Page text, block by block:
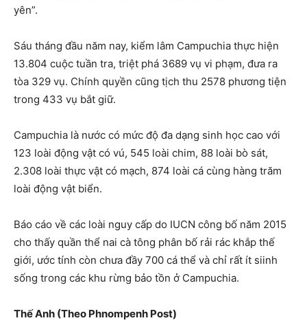
yên”.
Sáu tháng đầu năm nay, kiểm lâm Campuchia thực hiện
13.804 cuộc tuần tra, triệt phá 3689 vụ vi phạm, đưa ra
tòa 329 vụ. Chính quyền cũng tịch thu 2578 phương tiện
trong 433 vụ bắt giữ.
Campuchia là nước có mức độ đa dạng sinh học cao với
123 loài động vật có vú, 545 loài chim, 88 loài bò sát,
2.308 loài thực vật có mạch, 874 loài cá cùng hàng trăm
loài động vật biển.
Báo cáo về các loài nguy cấp do IUCN công bố năm 2015
cho thấy quần thể nai cà tông phân bố rải rác khắp thế
giới, ước tính còn chưa đầy 700 cá thể và chỉ rất ít siinh
sống trong các khu rừng bảo tồn ở Campuchia.
Thế Anh (Theo Phnompenh Post)